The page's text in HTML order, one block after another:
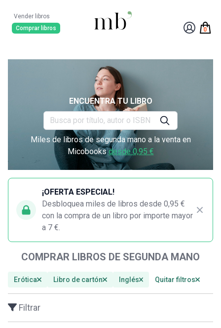
Vender libros
Comprar libros
0
ENCUENTRA TU LIBRO
Miles de libros de segunda mano a la venta en
Micobooksdesde 0,95 €
¡OFERTA ESPECIAL!
Desbloquea miles de libros desde 0,95 €
con la compra de un libro por importe mayor
a 7 €.
COMPRAR LIBROS DE SEGUNDA MANO
Erótica Libro de cartón Inglés Quitar filtros
Filtrar